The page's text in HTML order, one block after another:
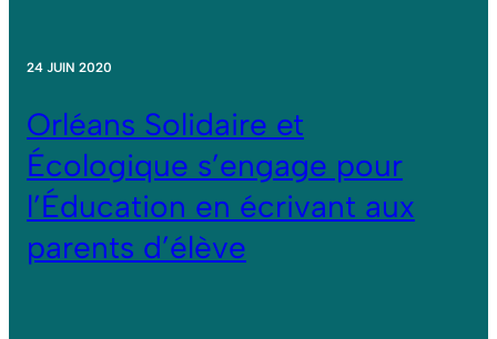
24 JUIN 2020
Orléans Solidaire et
Écologique s’engage pour
l’Éducation en écrivant aux
parents d’élève